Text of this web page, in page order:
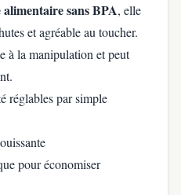
alimentaire sans BPA, elle
et agréable au toucher.
à la manipulation et peut
réglables par simple
pour économiser